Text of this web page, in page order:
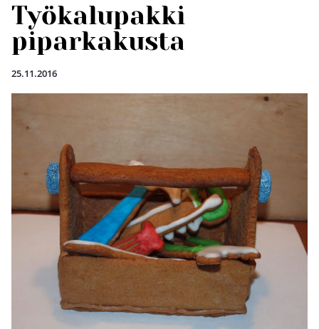
Työkalupakki
piparkakusta
25.11.2016